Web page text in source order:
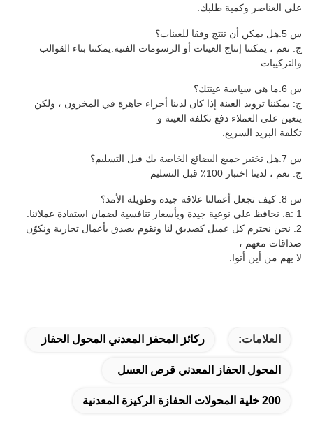
على العناصر وكمية طلبك.
س 5.هل يمكن أن تنتج وفقا للعينات؟
ج: نعم ، يمكننا إنتاج العينات أو الرسومات الفنية.يمكننا بناء القوالب
والتركيبات.
س 6.ما هي سياسة عينتك؟
ج: يمكننا تزويد العينة إذا كان لدينا أجزاء جاهزة في المخزون ، ولكن
يتعين على العملاء دفع تكلفة العينة و
تكلفة البريد السريع.
س 7.هل تختبر جميع البضائع الخاصة بك قبل التسليم؟
ج: نعم ، لدينا اختبار 100٪ قبل التسليم
س 8: كيف تجعل أعمالنا علاقة جيدة وطويلة الأمد؟
a: 1. نحافظ على نوعية جيدة وبأسعار تنافسية لضمان استفادة عملائنا.
2. نحن نحترم كل عميل كصديق لنا ونقوم بصدق بأعمال تجارية ونكوّن
صداقات معهم ،
لا يهم من أين أتوا.
العلامات: ركائز المحفز المعدني المحول الحفاز
المحول الحفاز المعدني قرص العسل
200 خلية المحولات الحفازة الركيزة المعدنية